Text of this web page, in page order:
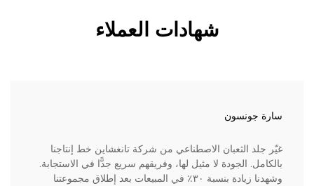
شهادات العملاء
سارة جونسون
غيّر جلد الثعبان الاصطناعي من شركة تانغشاين خط إنتاجنا
بالكامل. الجودة لا مثيل لها، وفريقهم سريع جدًّا في الاستجابة.
وشهدنا زيادة بنسبة ٣٠٪ في المبيعات بعد إطلاق مجموعتنا